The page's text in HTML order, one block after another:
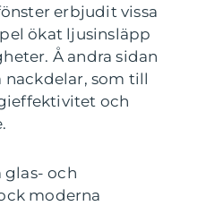
erbjudit vissa
ökat ljusinsläpp
Å andra sidan
nackdelar, som till
och
glas- och
moderna